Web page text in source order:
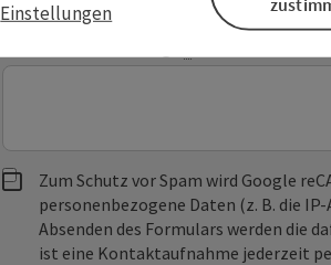
Zum Schutz vor Spam wird Google
personenbezogene Daten (z. B. die
Absenden des Formulars werden die
ist eine Kontaktaufnahme jederzeit
Einstellungen